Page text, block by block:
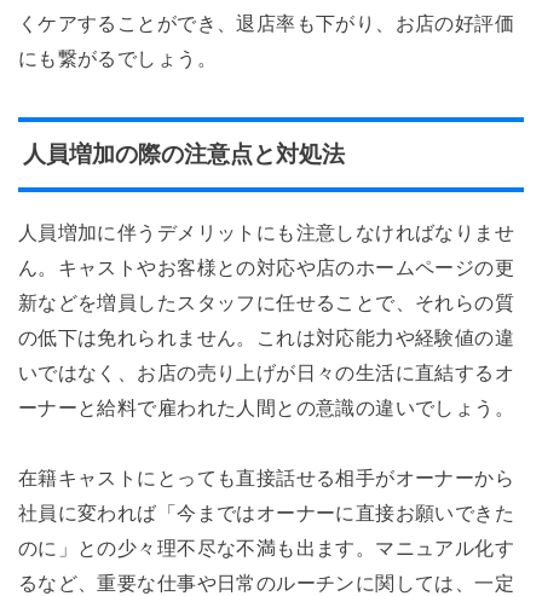
くケアすることができ、退店率も下がり、お店の好評価
にも繋がるでしょう。
人員増加の際の注意点と対処法
人員増加に伴うデメリットにも注意しなければなりませ
ん。キャストやお客様との対応や店のホームページの更
新などを増員したスタッフに任せることで、それらの質
の低下は免れられません。これは対応能力や経験値の違
いではなく、お店の売り上げが日々の生活に直結するオ
ーナーと給料で雇われた人間との意識の違いでしょう。
在籍キャストにとっても直接話せる相手がオーナーから
社員に変われば「今まではオーナーに直接お願いできた
のに」との少々理不尽な不満も出ます。マニュアル化す
るなど、重要な仕事や日常のルーチンに関しては、一定